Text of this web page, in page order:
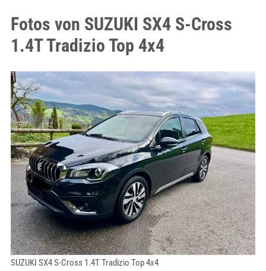
Fotos von SUZUKI SX4 S-Cross
1.4T Tradizio Top 4x4
SUZUKI SX4 S-Cross 1.4T Tradizio Top 4x4